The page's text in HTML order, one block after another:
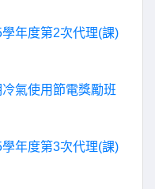
年度第2次代理(課)
氣使用節電獎勵班
年度第3次代理(課)